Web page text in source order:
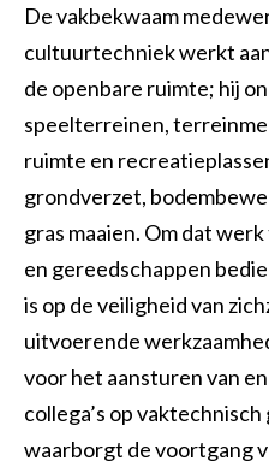
Voorman
Open
Maaimachinist /
Opperman
Civiele
Medewerker
Assistent plant,
Assistent bouwen,
De vakbekwaam
cultuurtechniek werkt
de openbare ruimte; hij
speelterreinen,
ruimte en
grondverzet,
gras maaien. Om dat
en gereedschappen
is op de veiligheid van
uitvoerende
voor het aansturen van
collega’s op
waarborgt de voortgang